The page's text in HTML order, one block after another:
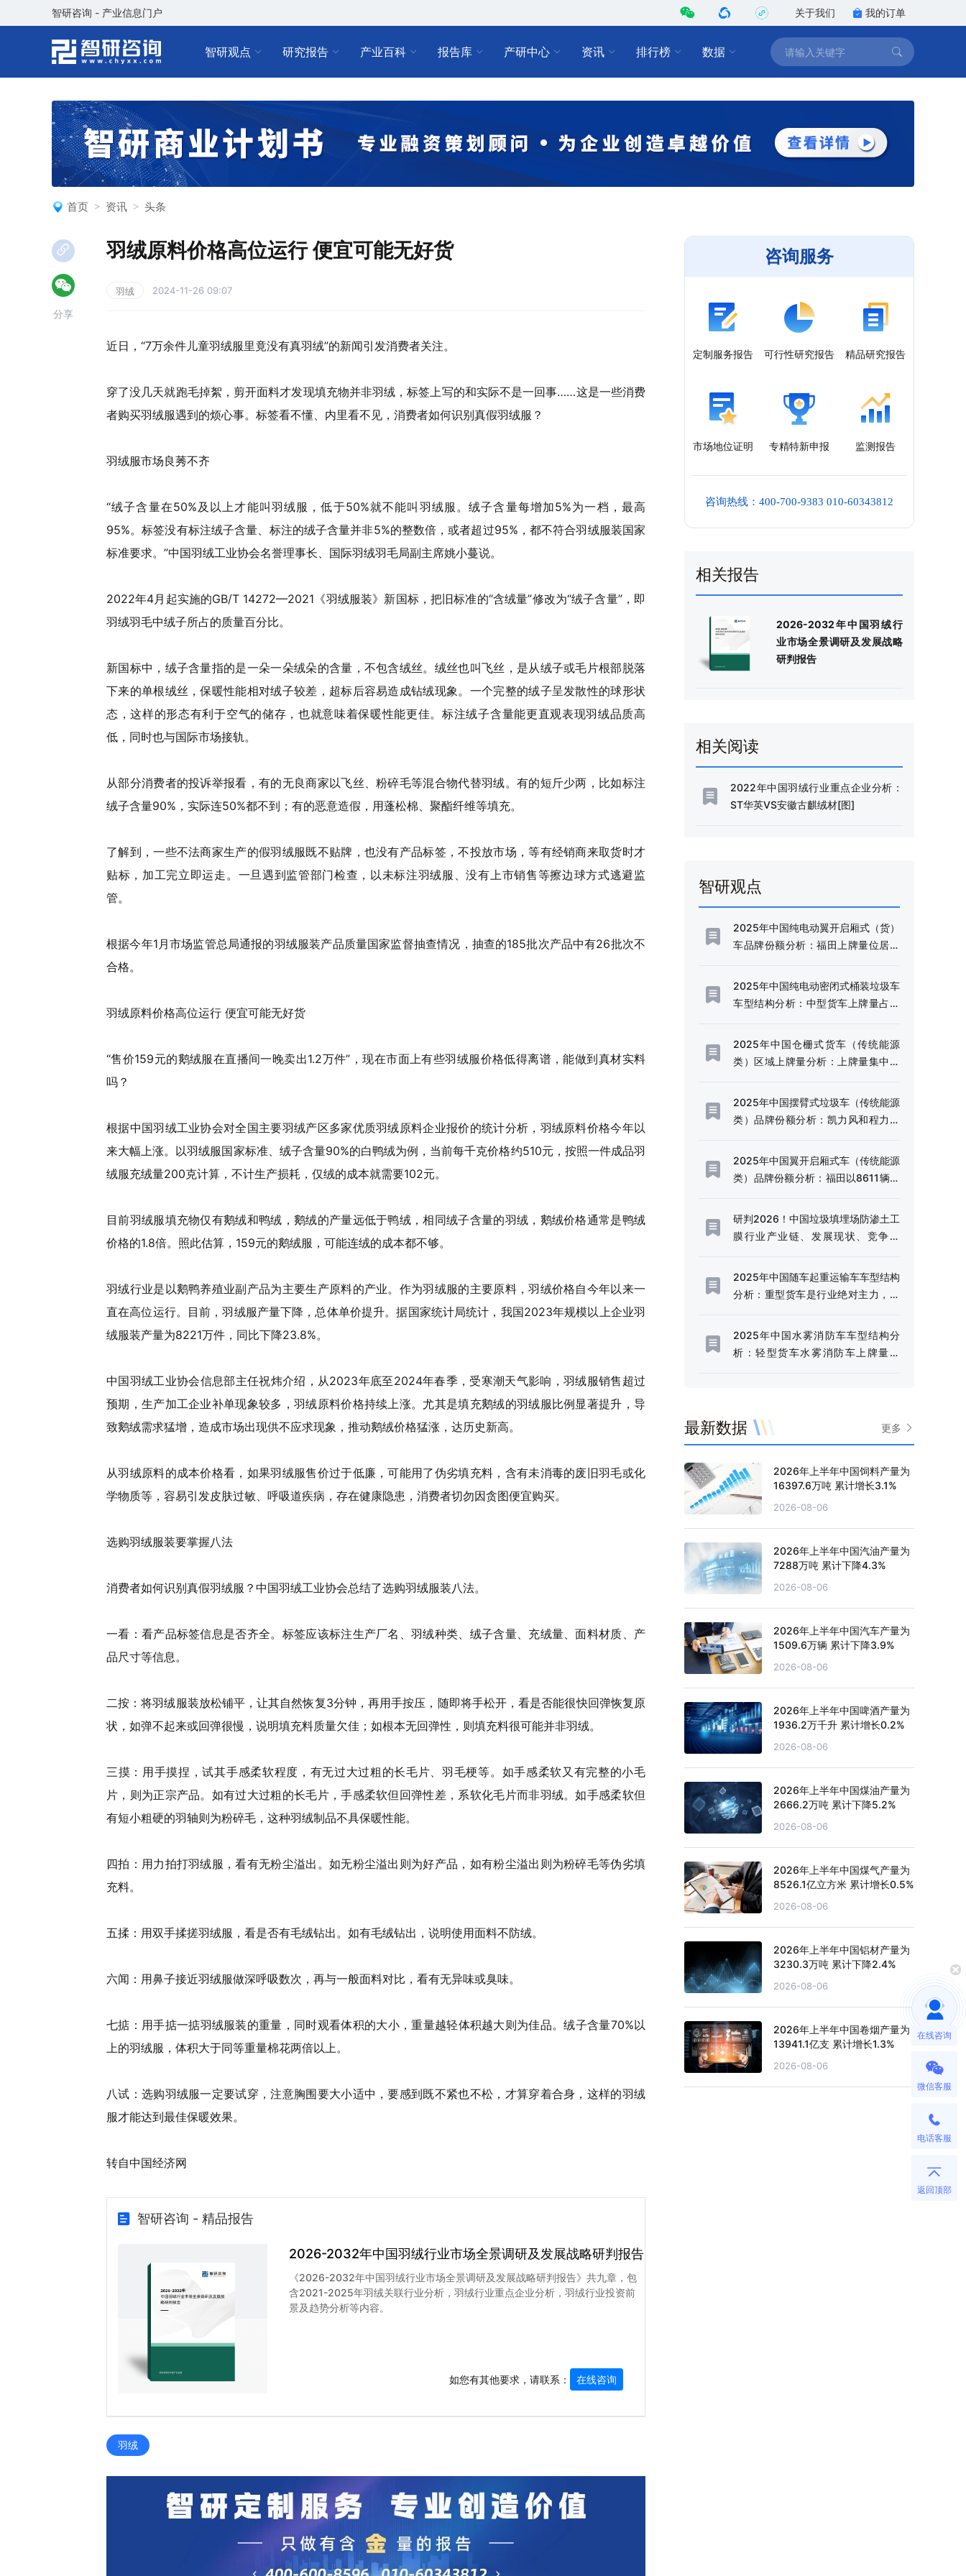
智研咨询 - 产业信息门户 关于我们 我的订单
智研观点 研究报告 产业百科 报告库 产研中心 资讯 排行榜 数据
首页 资讯 头条
羽绒原料价格高位运行 便宜可能无好货
羽绒 2024-11-26 09:07
近日，“7万余件儿童羽绒服里竟没有真羽绒”的新闻引发消费者关注。
穿了没几天就跑毛掉絮，剪开面料才发现填充物并非羽绒，标签上写的和实际不是一回事……这是一些消费
者购买羽绒服遇到的烦心事。标签看不懂、内里看不见，消费者如何识别真假羽绒服？
羽绒服市场良莠不齐
“绒子含量在50%及以上才能叫羽绒服，低于50%就不能叫羽绒服。绒子含量每增加5%为一档，最高
95%。标签没有标注绒子含量、标注的绒子含量并非5%的整数倍，或者超过95%，都不符合羽绒服装国家
标准要求。”中国羽绒工业协会名誉理事长、国际羽绒羽毛局副主席姚小蔓说。
2022年4月起实施的GB/T 14272—2021《羽绒服装》新国标，把旧标准的“含绒量”修改为“绒子含量”，即
羽绒羽毛中绒子所占的质量百分比。
新国标中，绒子含量指的是一朵一朵绒朵的含量，不包含绒丝。绒丝也叫飞丝，是从绒子或毛片根部脱落
下来的单根绒丝，保暖性能相对绒子较差，超标后容易造成钻绒现象。一个完整的绒子呈发散性的球形状
态，这样的形态有利于空气的储存，也就意味着保暖性能更佳。标注绒子含量能更直观表现羽绒品质高
低，同时也与国际市场接轨。
从部分消费者的投诉举报看，有的无良商家以飞丝、粉碎毛等混合物代替羽绒。有的短斤少两，比如标注
绒子含量90%，实际连50%都不到；有的恶意造假，用蓬松棉、聚酯纤维等填充。
了解到，一些不法商家生产的假羽绒服既不贴牌，也没有产品标签，不投放市场，等有经销商来取货时才
贴标，加工完立即运走。一旦遇到监管部门检查，以未标注羽绒服、没有上市销售等擦边球方式逃避监
管。
根据今年1月市场监管总局通报的羽绒服装产品质量国家监督抽查情况，抽查的185批次产品中有26批次不
合格。
羽绒原料价格高位运行 便宜可能无好货
“售价159元的鹅绒服在直播间一晚卖出1.2万件”，现在市面上有些羽绒服价格低得离谱，能做到真材实料
吗？
根据中国羽绒工业协会对全国主要羽绒产区多家优质羽绒原料企业报价的统计分析，羽绒原料价格今年以
来大幅上涨。以羽绒服国家标准、绒子含量90%的白鸭绒为例，当前每千克价格约510元，按照一件成品羽
绒服充绒量200克计算，不计生产损耗，仅绒的成本就需要102元。
目前羽绒服填充物仅有鹅绒和鸭绒，鹅绒的产量远低于鸭绒，相同绒子含量的羽绒，鹅绒价格通常是鸭绒
价格的1.8倍。照此估算，159元的鹅绒服，可能连绒的成本都不够。
羽绒行业是以鹅鸭养殖业副产品为主要生产原料的产业。作为羽绒服的主要原料，羽绒价格自今年以来一
直在高位运行。目前，羽绒服产量下降，总体单价提升。据国家统计局统计，我国2023年规模以上企业羽
绒服装产量为8221万件，同比下降23.8%。
中国羽绒工业协会信息部主任祝炜介绍，从2023年底至2024年春季，受寒潮天气影响，羽绒服销售超过
预期，生产加工企业补单现象较多，羽绒原料价格持续上涨。尤其是填充鹅绒的羽绒服比例显著提升，导
致鹅绒需求猛增，造成市场出现供不应求现象，推动鹅绒价格猛涨，达历史新高。
从羽绒原料的成本价格看，如果羽绒服售价过于低廉，可能用了伪劣填充料，含有未消毒的废旧羽毛或化
学物质等，容易引发皮肤过敏、呼吸道疾病，存在健康隐患，消费者切勿因贪图便宜购买。
选购羽绒服装要掌握八法
消费者如何识别真假羽绒服？中国羽绒工业协会总结了选购羽绒服装八法。
一看：看产品标签信息是否齐全。标签应该标注生产厂名、羽绒种类、绒子含量、充绒量、面料材质、产
品尺寸等信息。
二按：将羽绒服装放松铺平，让其自然恢复3分钟，再用手按压，随即将手松开，看是否能很快回弹恢复原
状，如弹不起来或回弹很慢，说明填充料质量欠佳；如根本无回弹性，则填充料很可能并非羽绒。
三摸：用手摸捏，试其手感柔软程度，有无过大过粗的长毛片、羽毛梗等。如手感柔软又有完整的小毛
片，则为正宗产品。如有过大过粗的长毛片，手感柔软但回弹性差，系软化毛片而非羽绒。如手感柔软但
有短小粗硬的羽轴则为粉碎毛，这种羽绒制品不具保暖性能。
四拍：用力拍打羽绒服，看有无粉尘溢出。如无粉尘溢出则为好产品，如有粉尘溢出则为粉碎毛等伪劣填
充料。
五揉：用双手揉搓羽绒服，看是否有毛绒钻出。如有毛绒钻出，说明使用面料不防绒。
六闻：用鼻子接近羽绒服做深呼吸数次，再与一般面料对比，看有无异味或臭味。
七掂：用手掂一掂羽绒服装的重量，同时观看体积的大小，重量越轻体积越大则为佳品。绒子含量70%以
上的羽绒服，体积大于同等重量棉花两倍以上。
八试：选购羽绒服一定要试穿，注意胸围要大小适中，要感到既不紧也不松，才算穿着合身，这样的羽绒
服才能达到最佳保暖效果。
转自中国经济网
智研咨询 - 精品报告
2026-2032年中国羽绒行业市场全景调研及发展战略研判报告
《2026-2032年中国羽绒行业市场全景调研及发展战略研判报告》共九章，包
含2021-2025年羽绒关联行业分析，羽绒行业重点企业分析，羽绒行业投资前
景及趋势分析等内容。
如您有其他要求，请联系： 在线咨询
羽绒
分享
咨询服务
定制服务报告 可行性研究报告 精品研究报告
市场地位证明 专精特新申报 监测报告
咨询热线：400-700-9383 010-60343812
相关报告
2026-2032年中国羽绒行
业市场全景调研及发展战略
研判报告
相关阅读
2022年中国羽绒行业重点企业分析：
ST华英VS安徽古麒绒材[图]
智研观点
2025年中国纯电动翼开启厢式（货）
车品牌份额分析：福田上牌量位居首
2025年中国纯电动密闭式桶装垃圾车
车型结构分析：中型货车上牌量占比
2025年中国仓栅式货车（传统能源
类）区域上牌量分析：上牌量集中于
2025年中国摆臂式垃圾车（传统能源
类）品牌份额分析：凯力风和程力威
2025年中国翼开启厢式车（传统能源
类）品牌份额分析：福田以8611辆稳
[图]
研判2026！中国垃圾填埋场防渗土工
膜行业产业链、发展现状、竞争格
代，防渗土工膜成为垃圾填埋场核心
材料[图]
2025年中国随车起重运输车车型结构
分析：重型货车是行业绝对主力，市
2025年中国水雾消防车车型结构分
析：轻型货车水雾消防车上牌量为
最新数据 更多
2026年上半年中国饲料产量为
16397.6万吨 累计增长3.1%
2026-08-06
2026年上半年中国汽油产量为
7288万吨 累计下降4.3%
2026-08-06
2026年上半年中国汽车产量为
1509.6万辆 累计下降3.9%
2026-08-06
2026年上半年中国啤酒产量为
1936.2万千升 累计增长0.2%
2026-08-06
2026年上半年中国煤油产量为
2666.2万吨 累计下降5.2%
2026-08-06
2026年上半年中国煤气产量为
8526.1亿立方米 累计增长0.5%
2026-08-06
2026年上半年中国铝材产量为
3230.3万吨 累计下降2.4%
2026-08-06
2026年上半年中国卷烟产量为
13941.1亿支 累计增长1.3%
2026-08-06
在线咨询
微信客服
电话客服
返回顶部